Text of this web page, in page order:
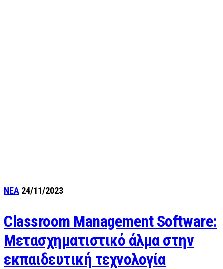
ΝΕΑ 24/11/2023
Classroom Management Software:
Mετασχηματιστικό άλμα στην
εκπαιδευτική τεχνολογία